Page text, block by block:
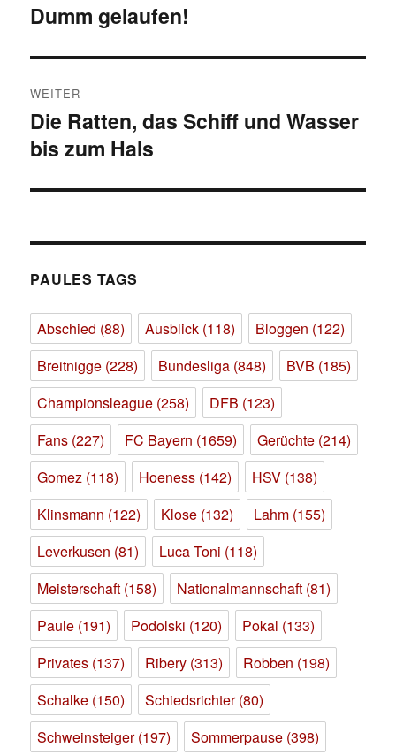
Vorheriger
Dumm gelaufen!
WEITER
Nächster
Beitrag:
Die Ratten, das Schiff und Wasser
bis zum Hals
PAULES TAGS
Abschied (88) Ausblick (118) Bloggen (122)
Breitnigge (228) Bundesliga (848) BVB (185)
Championsleague (258) DFB (123)
Fans (227) FC Bayern (1659) Gerüchte (214)
Gomez (118) Hoeness (142) HSV (138)
Klinsmann (122) Klose (132) Lahm (155)
Leverkusen (81) Luca Toni (118)
Meisterschaft (158) Nationalmannschaft (81)
Paule (191) Podolski (120) Pokal (133)
Privates (137) Ribery (313) Robben (198)
Schalke (150) Schiedsrichter(80)
Schweinsteiger(197) Sommerpause (398)